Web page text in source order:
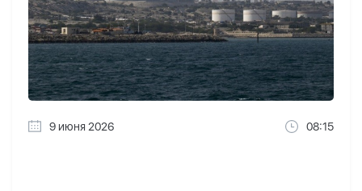
9 июня 2026 08:15